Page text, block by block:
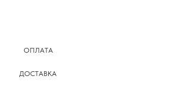
ОПЛАТА
ДОСТАВКА